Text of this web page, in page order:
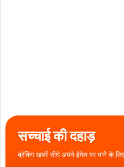
सच्चाई की दहाड़
ब्रेकिंग खबरें सीधे अपने ईमेल पर पाने के